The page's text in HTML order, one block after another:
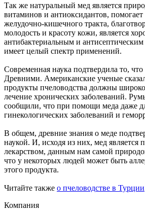
Так же натуральный мед является
витаминов и антиоксидантов, помогает
желудочно-кишечного тракта,
молодость и красоту кожи, является
антибактериальным и
имеет целый спектр применений.
Современная наука подтвердила то,
Древними. Американские ученые
продукты пчеловодства должны
лечение хронических заболеваний.
сообщили, что при помощи меда даже
гинекологических заболеваний и
В общем, древние знания о меде
наукой. И, исходя из них, мед является
лекарством, данным нам самой
что у некоторых людей может быть
этого продукта.
Читайте также о пчеловодстве в Турции
Компания